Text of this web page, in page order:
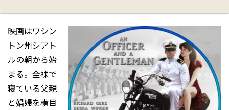
映画はワシン
トン州シアト
ルの朝から始
まる。全裸で
寝ている父親
と娼婦を横目